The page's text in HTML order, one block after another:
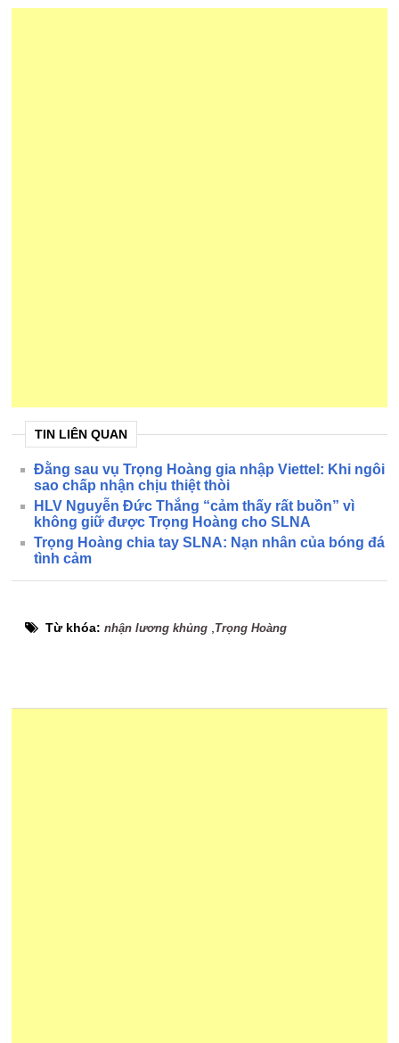
TIN LIÊN QUAN
Đằng sau vụ Trọng Hoàng gia nhập Viettel: Khi ngôi
sao chấp nhận chịu thiệt thòi
HLV Nguyễn Đức Thắng “cảm thấy rất buồn” vì
không giữ được Trọng Hoàng cho SLNA
Trọng Hoàng chia tay SLNA: Nạn nhân của bóng đá
tình cảm
Từ khóa:nhận lương khủng Trọng Hoàng